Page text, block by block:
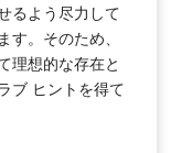
るよう尽力して
。そのため、
理想的な存在と
ブ ヒントを得て